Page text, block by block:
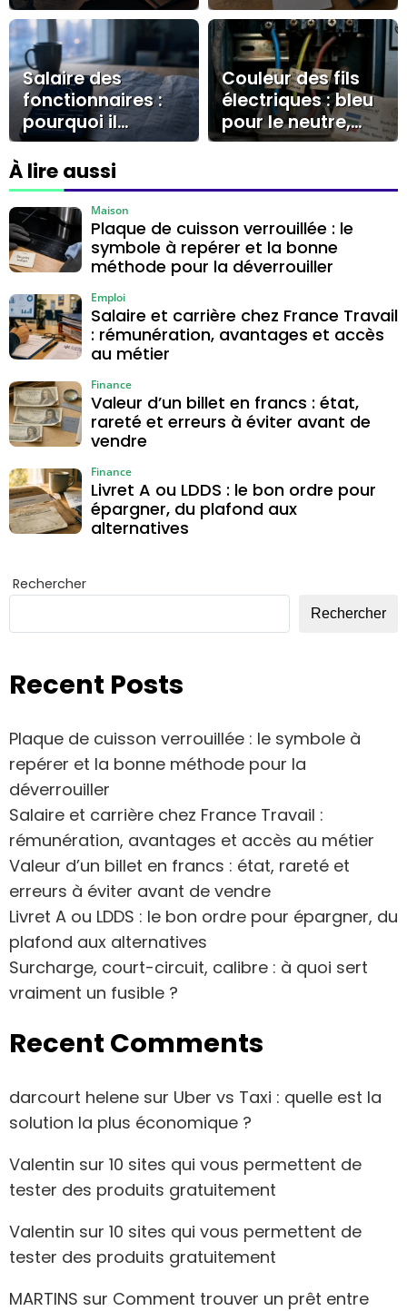
rarement en
salaire fixe
concrètes et les
pièges à éviter
Salaire des
fonctionnaires :
pourquoi il
apparaît à 00h01,
8h ou le
lendemain selon
la banque ?
Couleur des fils
électriques : bleu
pour le neutre,
vert/jaune pour la
noir pour la phase
À lire aussi
Plaque de cuisson verrouillée : le
symbole à repérer et la bonne
méthode pour la déverrouiller
Maison
Salaire et carrière chez France Travail
: rémunération, avantages et accès
au métier
Emploi
Valeur d’un billet en francs : état,
rareté et erreurs à éviter avant de
vendre
Finance
Livret A ou LDDS : le bon ordre pour
épargner, du plafond aux
alternatives
Finance
Rechercher
Rechercher
Recent Posts
Plaque de cuisson verrouillée : le symbole à
repérer et la bonne méthode pour la
déverrouiller
Salaire et carrière chez France Travail :
rémunération, avantages et accès au métier
Valeur d’un billet en francs : état, rareté et
erreurs à éviter avant de vendre
Livret A ou LDDS : le bon ordre pour épargner, du
plafond aux alternatives
Surcharge, court-circuit, calibre : à quoi sert
vraiment un fusible ?
Recent Comments
darcourt helene sur Uber vs Taxi : quelle est la
solution la plus économique ?
Valentin sur 10 sites qui vous permettent de
tester des produits gratuitement
Valentin sur 10 sites qui vous permettent de
tester des produits gratuitement
MARTINS sur Comment trouver un prêt entre